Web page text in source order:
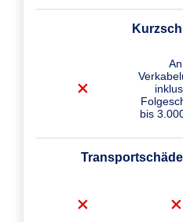
An
bis